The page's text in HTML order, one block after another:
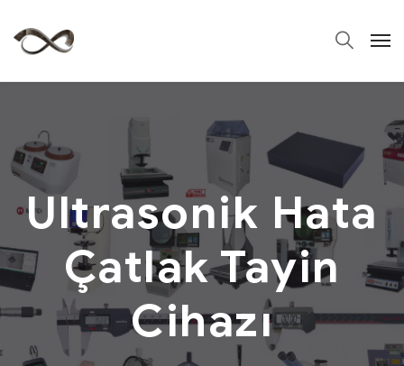
Ultrasonik Hata
Çatlak Tayin
Cihazı